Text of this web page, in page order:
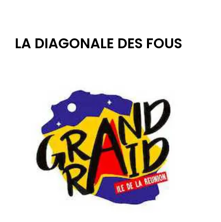
LA DIAGONALE DES FOUS